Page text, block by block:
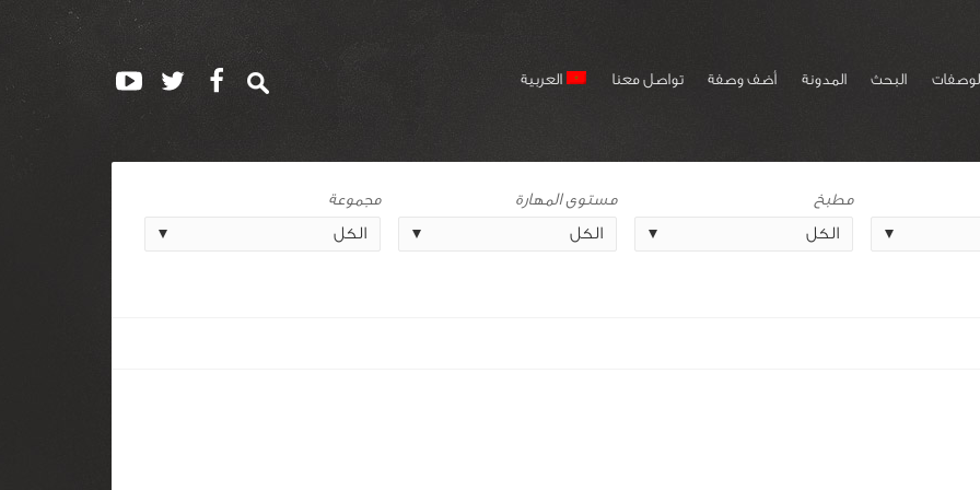
البحث المدونة أضف وصفة تواصل معنا العربية
مطبخ
مستوى المهارة
مجموعة